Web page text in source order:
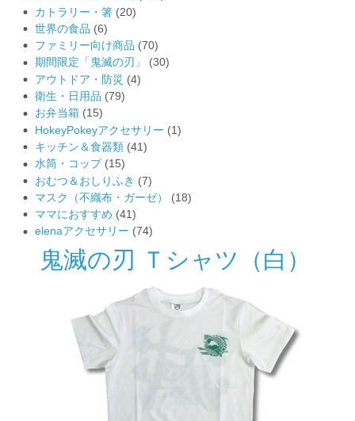
カトラリー・箸 (20)
世界の食品 (6)
ファミリー向け商品 (70)
期間限定「鬼滅の刃」
(30)
アウトドア・防災 (4)
衛生・日用品 (79)
お弁当箱 (15)
HokeyPokeyアクセサリー (1)
キッチン＆食器類 (41)
水筒・コップ (15)
おむつ＆おしりふき (7)
マスク（不織布・ガーゼ）
(18)
ママにおすすめ (41)
elenaアクセサリー (74)
鬼滅の刃 Ｔシャツ（白）